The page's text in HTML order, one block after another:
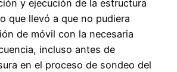
y ejecución de la estructura
que llevó a que no pudiera
de móvil con la necesaria
incluso antes de
en el proceso de sondeo del